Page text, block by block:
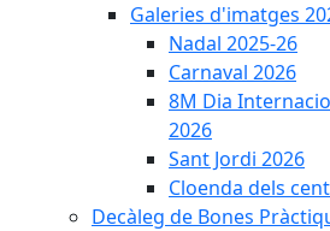
Galeries d'imatges
Nadal 2025-26
Carnaval 2026
8M Dia
2026
Sant Jordi 2026
Cloenda dels
Decàleg de Bones